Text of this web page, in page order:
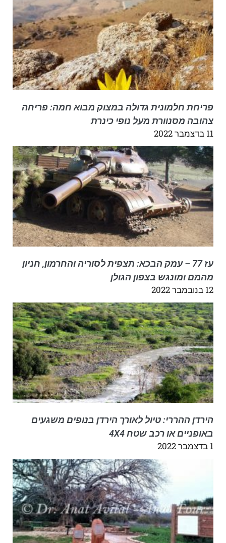
פריחת חלמונית גדולה במצוק מבוא חמה: פריחה
צהובה מסנוורת מעל נופי כינרת
11 בדצמבר 2022
עז 77 – עמק הבכא: תצפית לסוריה והחרמון, חניון
מהמם ומונגש בצפון הגולן
12 בנובמבר 2022
הירדן ההררי: טיול לאורך הירדן בנופים משגעים
באופניים או רכב שטח 4X4
1 בדצמבר 2022